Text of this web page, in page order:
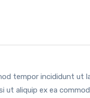
tempor incididunt ut
ut aliquip ex ea